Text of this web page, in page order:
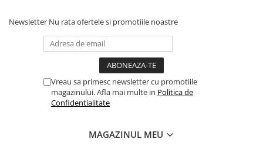
Newsletter Nu rata ofertele si promotiile noastre
Vreau sa primesc newsletter cu promotiile
magazinului. Afla mai multe in Politica de
Confidentialitate
MAGAZINUL MEU